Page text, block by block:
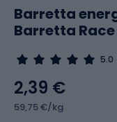
Barretta
Barretta
5.0
2,39 €
59,75 €/kg